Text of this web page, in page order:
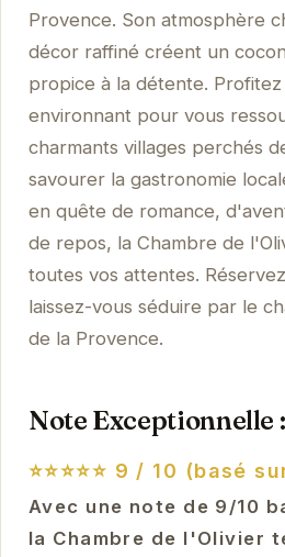
Provence. Son atmosphère
décor raffiné créent un
propice à la détente. Profitez
environnant pour vous
charmants villages perchés
savourer la gastronomie
en quête de romance,
de repos, la Chambre de
toutes vos attentes.
laissez-vous séduire par le
de la Provence.
Note Exceptionnelle
⭐⭐⭐⭐⭐ 9 / 10 (basé
Avec une note de 9/10
la Chambre de l'Olivier